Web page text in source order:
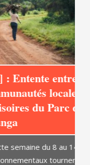
entre
locales
du Parc des
du 8 au 14
tournent